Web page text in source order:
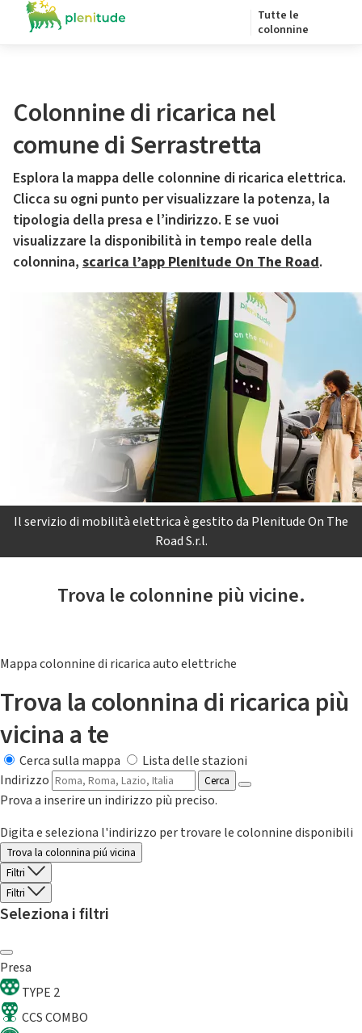
Tutte le
colonnine
Colonnine di ricarica nel
comune di Serrastretta
Esplora la mappa delle colonnine di ricarica elettrica.
Clicca su ogni punto per visualizzare la potenza, la
tipologia della presa e l’indirizzo. E se vuoi
visualizzare la disponibilità in tempo reale della
colonnina, scarica l’app Plenitude On The Road.
Il servizio di mobilità elettrica è gestito da Plenitude On The
Road S.r.l.
Trova le colonnine più vicine.
Mappa colonnine di ricarica auto elettriche
Trova la colonnina di ricarica più
vicina a te
Cerca sulla mappa
Lista delle stazioni
Indirizzo
Cerca
Prova a inserire un indirizzo più preciso.
Digita e seleziona l'indirizzo per trovare le colonnine disponibili
Trova la colonnina piú vicina
Filtri
Filtri
Seleziona i filtri
Presa
TYPE 2
CCS COMBO